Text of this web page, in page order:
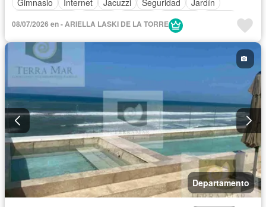
Gimnasio
Internet Jacuzzi Seguridad
Jardín
Elevador
Acceso para personas con discapacidad
Cocina equipada
Zona infantil
Recámara con closet
Permite niños
08/07/2026 en - ARIELLA LASKI DE LA TORRE
Departamento